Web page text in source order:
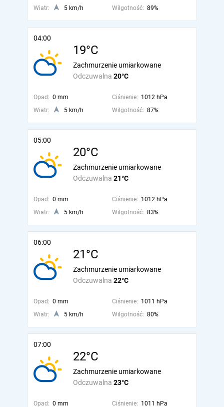
Wiatr:
5 km/h Wilgotność: 89%
04:00
19°C
Odczuwalna 20°C
Zachmurzenie umiarkowane
Opad: 0 mm Ciśnienie: 1012 hPa
Wiatr:
5 km/h Wilgotność: 87%
05:00
20°C
Odczuwalna 21°C
Zachmurzenie umiarkowane
Opad: 0 mm Ciśnienie: 1012 hPa
Wiatr:
5 km/h Wilgotność: 83%
06:00
21°C
Odczuwalna 22°C
Zachmurzenie umiarkowane
Opad: 0 mm Ciśnienie: 1011 hPa
Wiatr:
5 km/h Wilgotność: 80%
07:00
22°C
Odczuwalna 23°C
Zachmurzenie umiarkowane
Opad: 0 mm Ciśnienie: 1011 hPa